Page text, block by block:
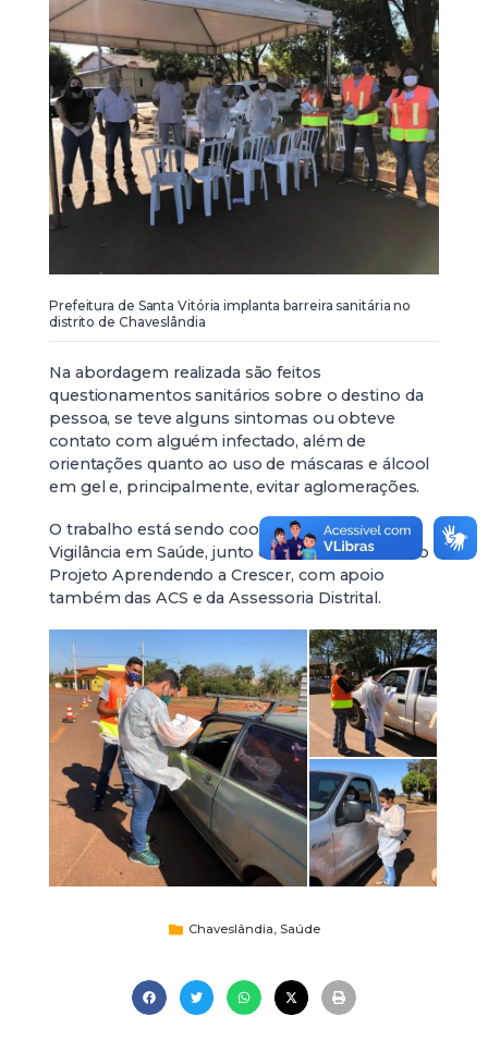
Prefeitura de Santa Vitória implanta barreira sanitária no
distrito de Chaveslândia
Na abordagem realizada são feitos
questionamentos sanitários sobre o destino da
pessoa, se teve alguns sintomas ou obteve
contato com alguém infectado, além de
orientações quanto ao uso de máscaras e álcool
em gel e, principalmente, evitar aglomerações.
O trabalho está sendo coordenado pela
Vigilância em Saúde, junto com os servidores do
Projeto Aprendendo a Crescer, com apoio
também das ACS e da Assessoria Distrital.
Chaveslândia, Saúde